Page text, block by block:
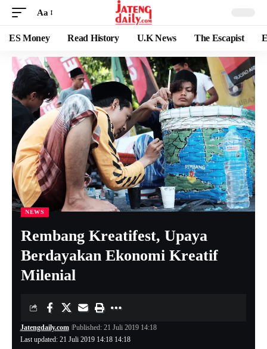
Aa
ES Money Read History U.K News The Escapist
NEWS
Rembang Kreatifest, Upaya
Berdayakan Ekonomi Kreatif
Milenial
Last updated: 21 Juli 2019 14:18 14:18
Jatengdaily.com Published: 21 Juli 2019 14:18